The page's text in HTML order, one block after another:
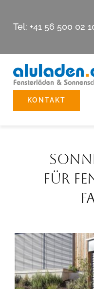
Tel: +41 56 500 02
Showroom
KONTAKT
FÜR